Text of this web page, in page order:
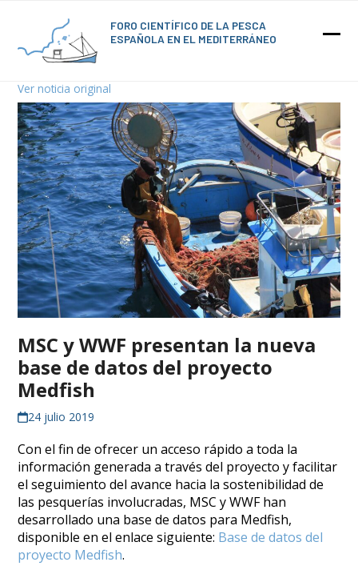
content
FORO CIENTÍFICO DE LA PESCA
ESPAÑOLA EN EL MEDITERRÁNEO
Ver noticia original
MSC y WWF presentan la nueva
base de datos del proyecto
Medfish
24 julio 2019
Con el fin de ofrecer un acceso rápido a toda la
información generada a través del proyecto y facilitar
el seguimiento del avance hacia la sostenibilidad de
las pesquerías involucradas, MSC y WWF han
desarrollado una base de datos para Medfish,
disponible en el enlace siguiente: Base de datos del
proyecto Medfish.